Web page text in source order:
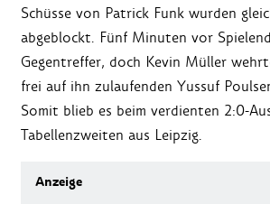
Schüsse von Patrick Funk wurden
abgeblockt. Fünf Minuten vor
Gegentreffer, doch Kevin Müller
frei auf ihn zulaufenden Yussuf
Somit blieb es beim verdienten 2:0-
Tabellenzweiten aus Leipzig.